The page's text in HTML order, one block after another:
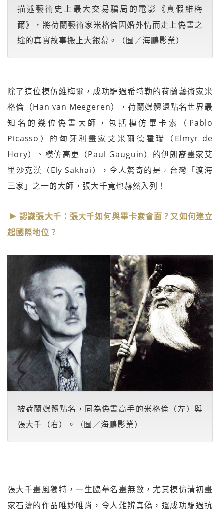
描述藝術史上最大交易騙局的電影《真假維梅
爾》，將荷蘭藝術家米格倫因婚外情而走上偽畫之
途的真實故事搬上大銀幕。（圖／海鵬影業）
除了這位模仿維梅爾，成功騙過希特勒的荷蘭藝術家米
格倫（Han van Meegeren），荷蘭媒體還點名世界最
知名的幾位偽畫大師，包括模仿畢卡索（Pablo
Picasso）的匈牙利畫家艾米爾德霍瑞（Elmyr de
Hory）、模仿高更（Paul Gauguin）的伊朗裔畫家艾
里沙克漢（Ely Sakhai），令人驚奇的是，台灣「渡海
三家」之一的大師，張大千竟也赫然入列！
認識張大千：張大千如何與畢卡索會面？又如何建立
起國際地位？
被荷蘭媒體點名，同為偽畫高手的米格倫（左）與
張大千（右）。（圖／海鵬影業）
張大千畫風獨特，一生臨摹名畫無數，尤其模仿清初畫
家石濤的作品唯妙唯肖，令人難辨真偽，還成功騙過抗